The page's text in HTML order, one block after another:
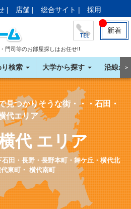
| 店舗 | 総合サイト | 採用
新着
門司等のお部屋探しはお任せ!!
り検索 大学から探す 沿線か＞
見つかりそうな街・・・石田・
代エリア
代 エリア
田・長野・長野本町・舞ケ丘・横代北
東町・ 横代南町